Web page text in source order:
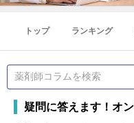
トップ ランキング
疑問に答えます！オ